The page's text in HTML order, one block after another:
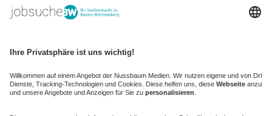
kaufinBW
NussbaumID
Nussbaum Medien